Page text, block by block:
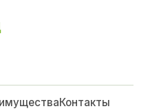
Контакты